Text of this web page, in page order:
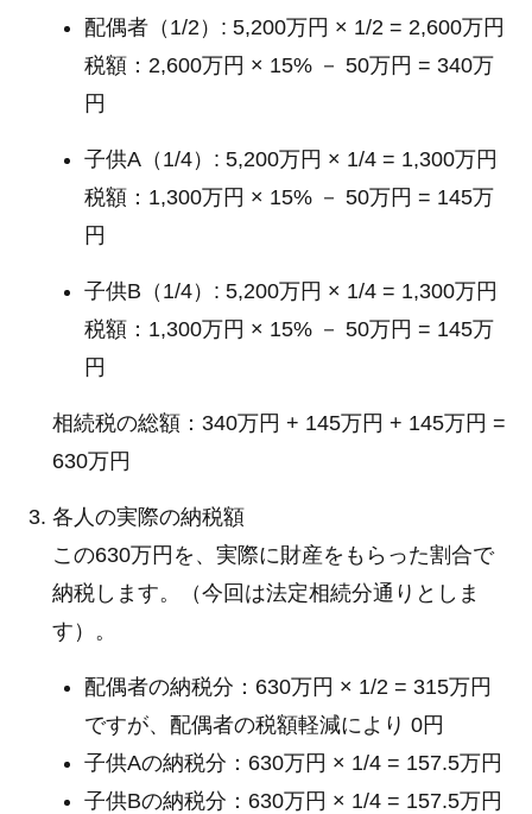
配偶者（1/2）: 5,200万円 × 1/2 = 2,600万円
税額：2,600万円 × 15% － 50万円 = 340万
円
子供A（1/4）: 5,200万円 × 1/4 = 1,300万円
税額：1,300万円 × 15% － 50万円 = 145万
円
子供B（1/4）: 5,200万円 × 1/4 = 1,300万円
税額：1,300万円 × 15% － 50万円 = 145万
円
相続税の総額：340万円 + 145万円 + 145万円 =
630万円
各人の実際の納税額
この630万円を、実際に財産をもらった割合で
納税します。（今回は法定相続分通りとしま
す）。
配偶者の納税分：630万円 × 1/2 = 315万円
ですが、配偶者の税額軽減により 0円
子供Aの納税分：630万円 × 1/4 = 157.5万円
子供Bの納税分：630万円 × 1/4 = 157.5万円